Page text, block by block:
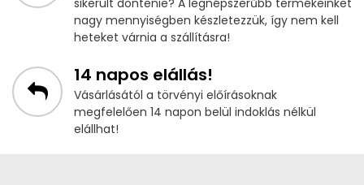
sikerült döntenie? A legnépszerűbb termékeinket
nagy mennyiségben készletezzük, így nem kell
heteket várnia a szállításra!
14 napos elállás!
Vásárlásától a törvényi előírásoknak
megfelelően 14 napon belül indoklás nélkül
elállhat!